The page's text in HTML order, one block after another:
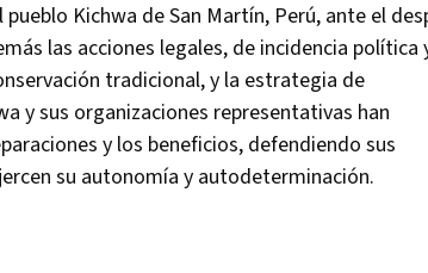
Kichwa de San Martín, Perú, ante el
las acciones legales, de incidencia política
tradicional, y la estrategia de
y sus organizaciones representativas han
y los beneficios, defendiendo sus
su autonomía y autodeterminación.